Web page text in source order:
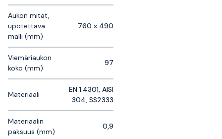
Aukon mitat,
upotettava
malli (mm)
760 x 490
Viemäriaukon
koko (mm)
97
Materiaali
EN 1.4301, AISI
304, SS2333
Materiaalin
paksuus (mm)
0,9